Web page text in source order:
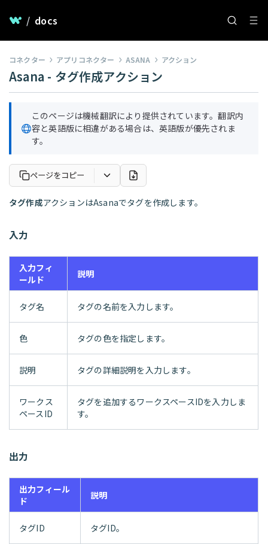
/ docs
コネクター アプリコネクター ASANA アクション
Asana - タグ作成アクション
このページは機械翻訳により提供されています。翻訳内
容と英語版に相違がある場合は、英語版が優先されま
す。
ページをコピー
タグ作成アクションはAsanaでタグを作成します。
入力
入力フィ
ールド
説明
タグ名 タグの名前を入力します。
色 タグの色を指定します。
説明 タグの詳細説明を入力します。
ワークス
ペースID
タグを追加するワークスペースIDを入力しま
す。
出力
出力フィール
ド
説明
タグID タグID。